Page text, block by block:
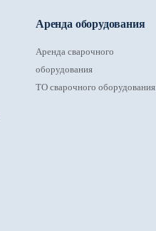
Аренда оборудования
Аренда сварочного
оборудования
ТО сварочного оборудования